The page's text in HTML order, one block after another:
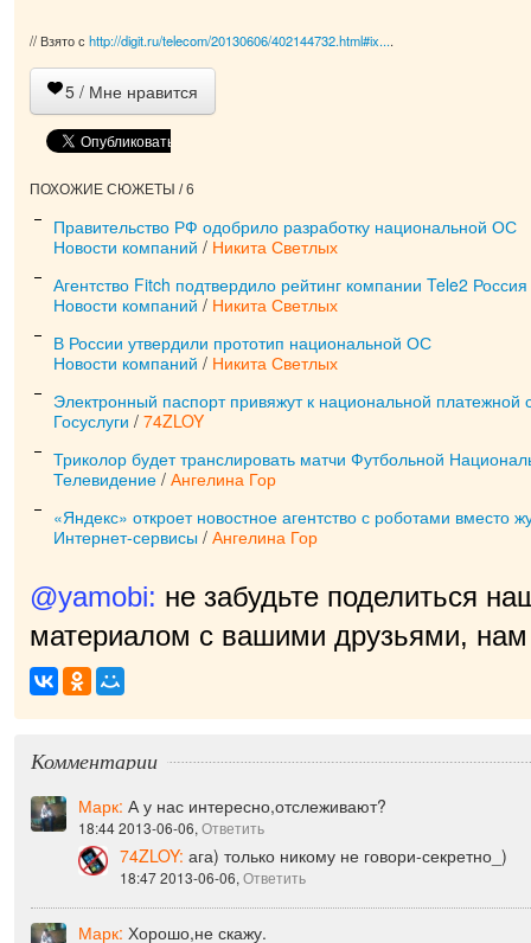
// Взято с http://digit.ru/telecom/20130606/402144732.html#ix....
5 / Мне нравится
ПОХОЖИЕ СЮЖЕТЫ / 6
Правительство РФ одобрило разработку национальной ОС
Новости компаний / Никита Светлых
Агентство Fitch подтвердило рейтинг компании Tele2 Россия
Новости компаний / Никита Светлых
В России утвердили прототип национальной ОС
Новости компаний / Никита Светлых
Электронный паспорт привяжут к национальной платежной
Госуслуги / 74ZLOY
Триколор будет транслировать матчи Футбольной
Телевидение / Ангелина Гор
«Яндекс» откроет новостное агентство с роботами вместо
Интернет-сервисы / Ангелина Гор
@yamobi: не забудьте поделиться
материалом с вашими друзьями, нам
прият|
Комментарии
Марк: А у нас интересно,отслеживают?
18:44 2013-06-06,Ответить
ага) только никому не говори-секретно_)